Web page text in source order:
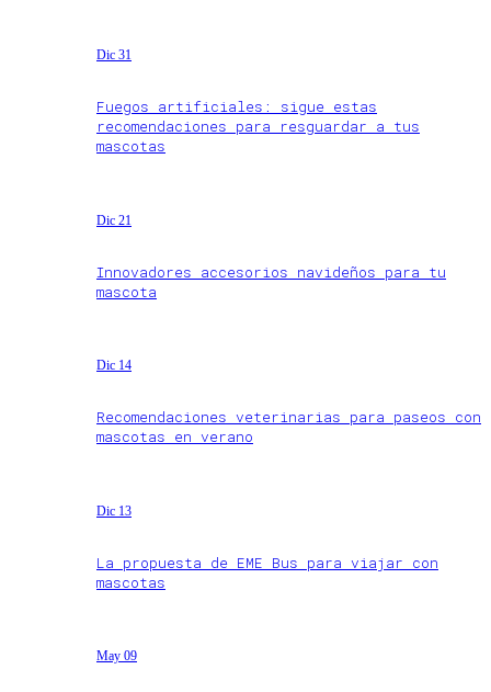
Dic 31
Fuegos artificiales: sigue estas
recomendaciones para resguardar a tus
mascotas
Dic 21
Innovadores accesorios navideños para tu
mascota
Dic 14
Recomendaciones veterinarias para paseos con
mascotas en verano
Dic 13
La propuesta de EME Bus para viajar con
mascotas
May 09